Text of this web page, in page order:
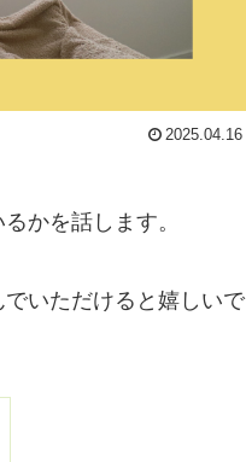
2025.04.16
かを話します。
いただけると嬉しいで